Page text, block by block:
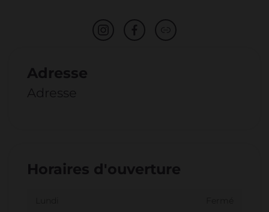
Adresse
Adresse
Horaires d'ouverture